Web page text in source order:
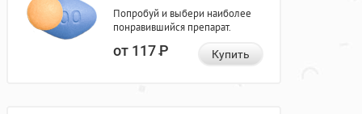
Попробуй и выбери наиболее
понравившийся препарат.
от 117Р Купить